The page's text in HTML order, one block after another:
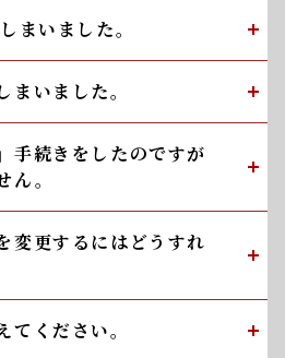
まいました。
いました。
手続きをしたのですが
。
変更するにはどうすれ
ください。